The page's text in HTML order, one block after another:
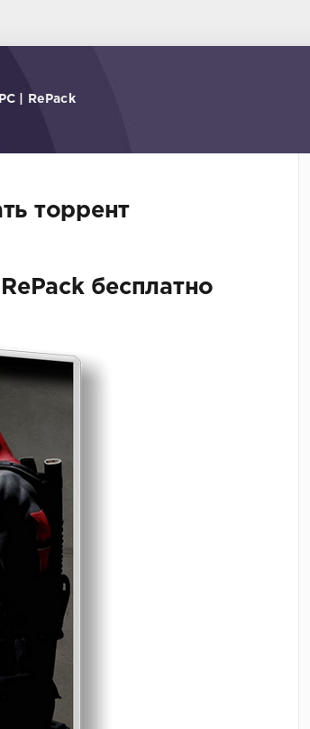
| RePack
торрент
бесплатно